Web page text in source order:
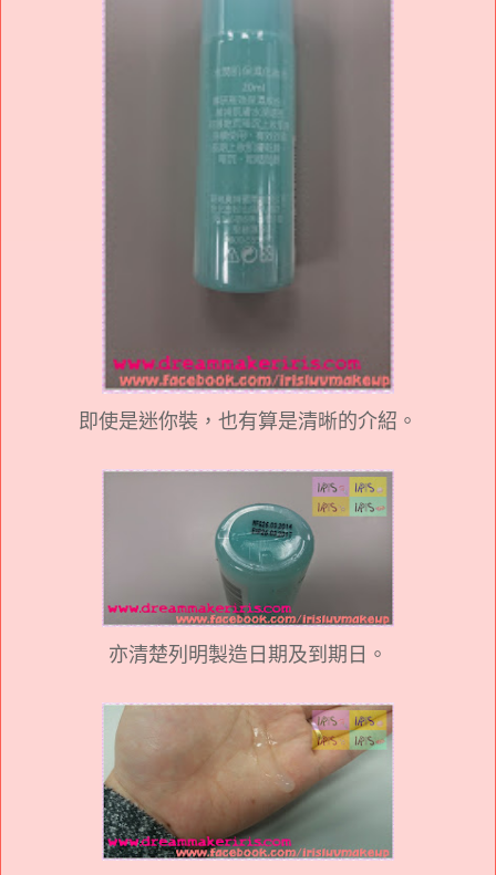
即使是迷你裝，也有算是清晰的介紹。
亦清楚列明製造日期及到期日。